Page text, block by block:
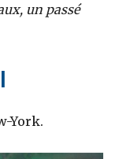
un passé
York.